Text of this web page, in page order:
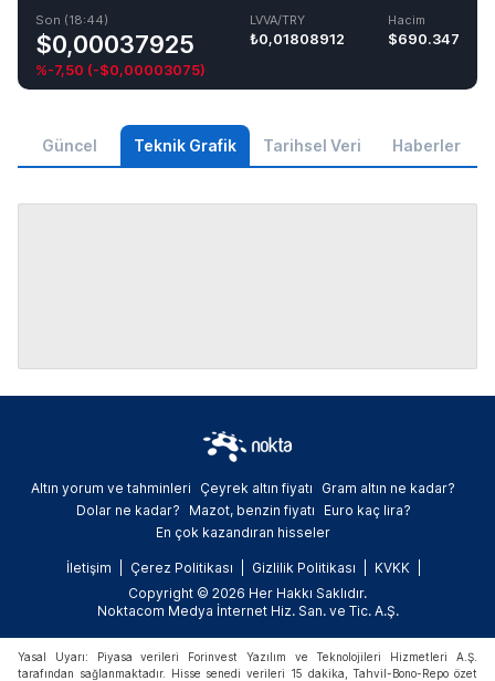
Son (18:44)
$0,00037925
%-7,50 (-$0,00003075)
LVVA/TRY
₺0,01808912
Hacim
$690.347
Güncel Teknik Grafik Tarihsel Veri Haberler
Altın yorum ve tahminleri Çeyrek altın fiyatı
Gram altın ne kadar?
Dolar ne kadar?
Mazot, benzin fiyatı
Euro kaç lira?
En çok kazandıran hisseler
İletişim Çerez Politikası Gizlilik Politikası
KVKK
Copyright © 2026 Her Hakkı Saklıdır.
Noktacom Medya İnternet Hiz. San. ve Tic. A.Ş.
Yasal Uyarı: Piyasa verileri Forinvest Yazılım ve Teknolojileri Hizmetleri A.Ş.
tarafından sağlanmaktadır. Hisse senedi verileri 15 dakika, Tahvil-Bono-Repo özet